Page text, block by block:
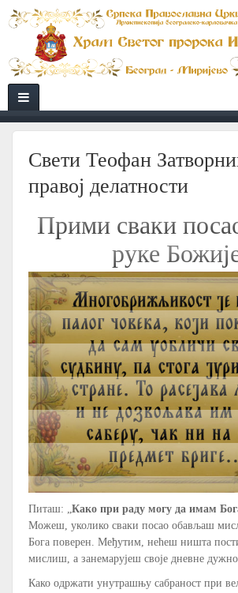
Свети Теофан
правој делатности
Прими сваки
руке
Питаш: „Како при раду могу да имам
Можеш, уколико сваки посао обављаш
Бога поверен. Међутим, нећеш ништа
мислиш, а занемарујеш своје дневне
Како одржати унутрашњу сабраност при